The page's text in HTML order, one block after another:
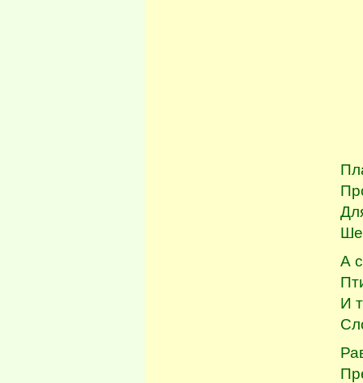
А
И